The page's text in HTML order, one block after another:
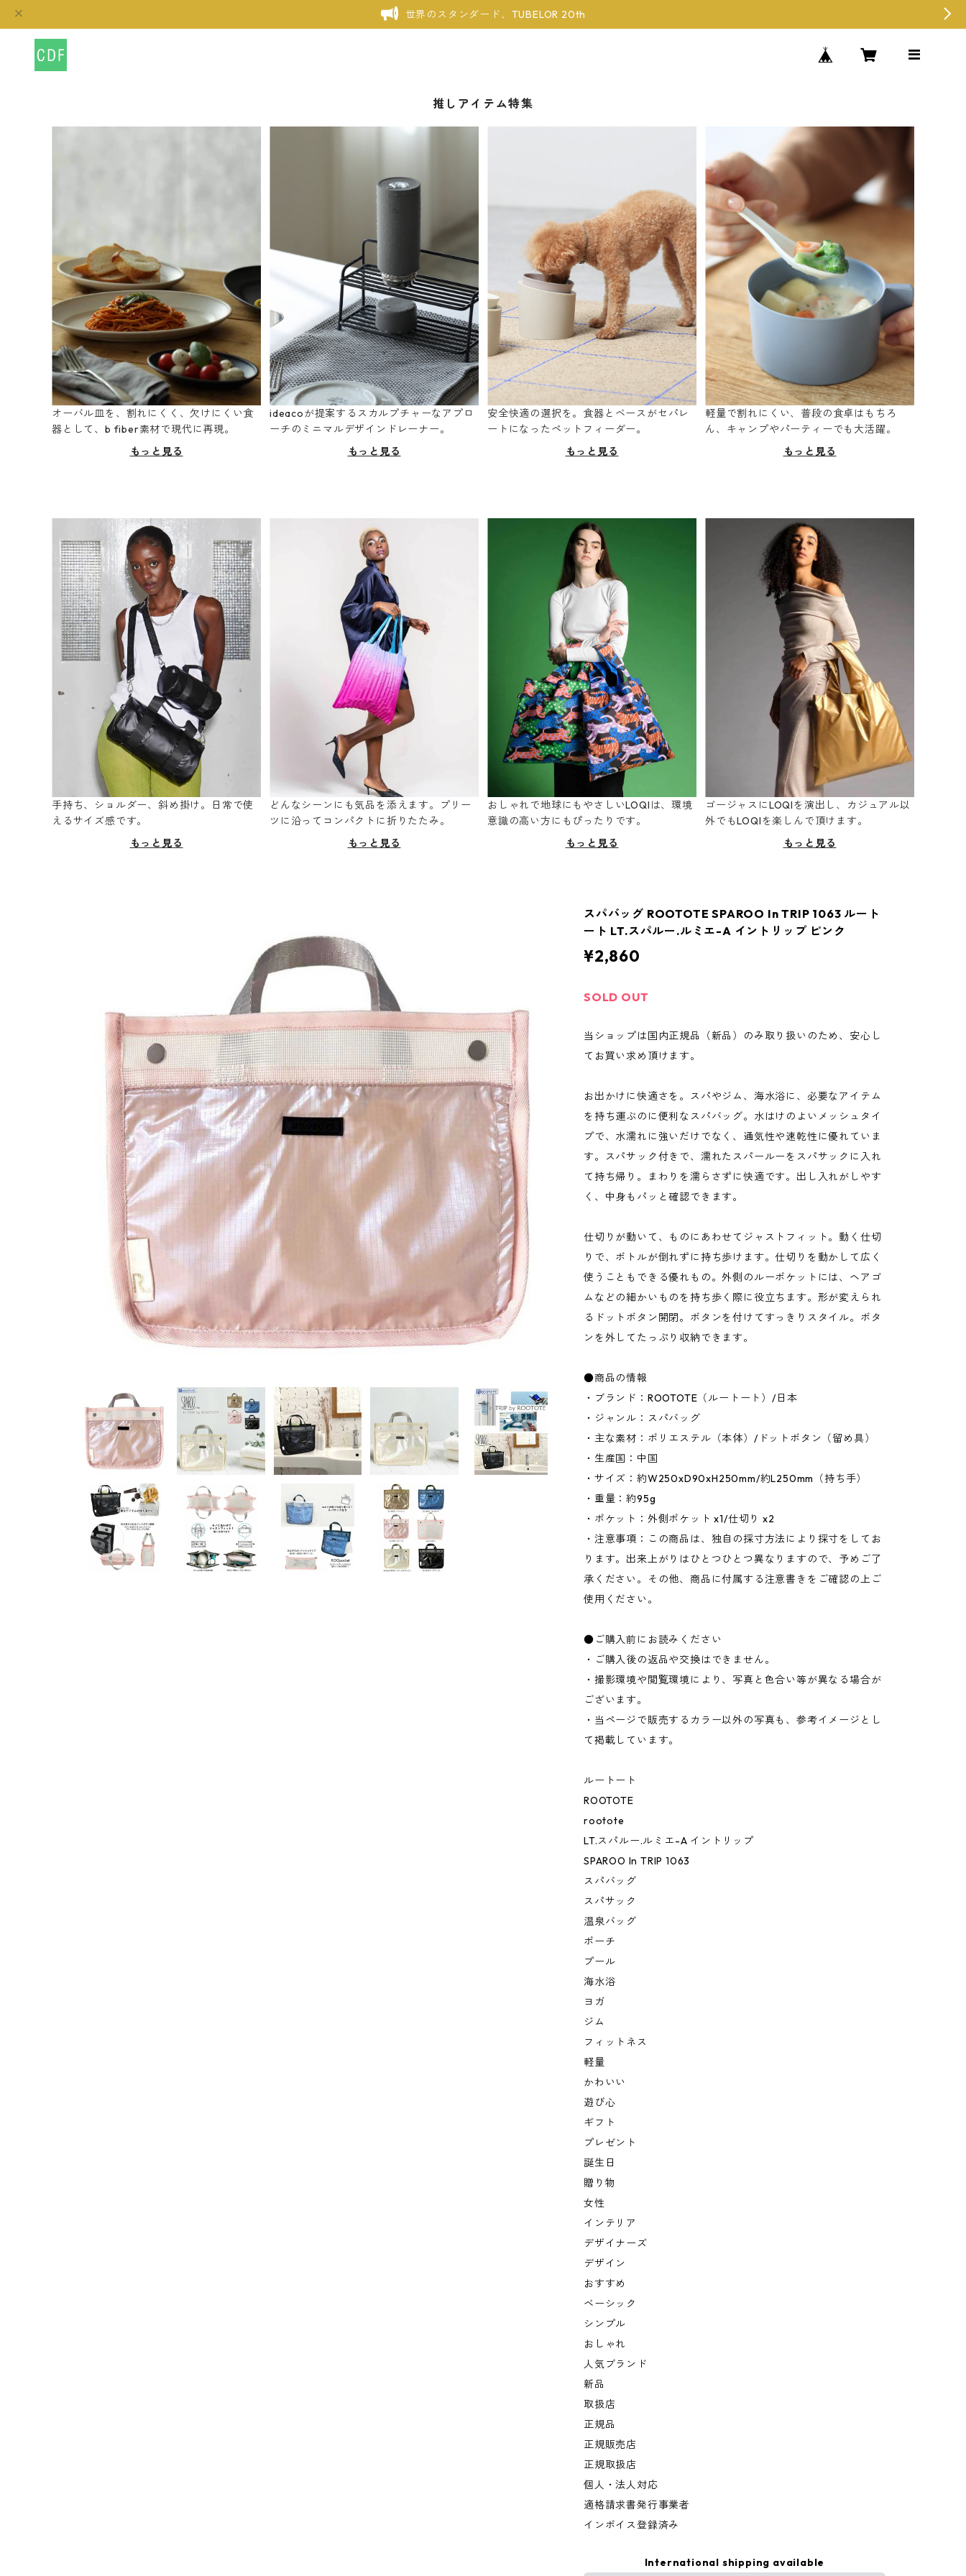
世界のスタンダード、TUBELOR 20th
推しアイテム特集
オーバル皿を、割れにくく、欠けにくい食
器として、b fiber素材で現代に再現。
もっと見る
ideacoが提案するスカルプチャーなアプロ
ーチのミニマルデザインドレーナー。
もっと見る
安全快適の選択を。食器とベースがセパレ
ートになったペットフィーダー。
もっと見る
軽量で割れにくい、普段の食卓はもちろ
ん、キャンプやパーティーでも大活躍。
もっと見る
手持ち、ショルダー、斜め掛け。日常で使
えるサイズ感です。
もっと見る
どんなシーンにも気品を添えます。プリー
ツに沿ってコンパクトに折りたたみ。
もっと見る
おしゃれで地球にもやさしいLOQIは、環境
意識の高い方にもぴったりです。
もっと見る
ゴージャスにLOQIを演出し、カジュアル以
外でもLOQIを楽しんで頂けます。
もっと見る
スパバッグ ROOTOTE SPAROO In TRIP 1063 ルート
ート LT.スパルー.ルミエ-A イントリップ ピンク
¥2,860
SOLD OUT
当ショップは国内正規品（新品）のみ取り扱いのため、安心し
てお買い求め頂けます。
お出かけに快適さを。スパやジム、海水浴に、必要なアイテム
を持ち運ぶのに便利なスパバッグ。水はけのよいメッシュタイ
プで、水濡れに強いだけでなく、通気性や速乾性に優れていま
す。スパサック付きで、濡れたスパールーをスパサックに入れ
て持ち帰り。まわりを濡らさずに快適です。出し入れがしやす
く、中身もパッと確認できます。
仕切りが動いて、ものにあわせてジャストフィット。動く仕切
りで、ボトルが倒れずに持ち歩けます。仕切りを動かして広く
使うこともできる優れもの。外側のルーポケットには、ヘアゴ
ムなどの細かいものを持ち歩く際に役立ちます。形が変えられ
るドットボタン開閉。ボタンを付けてすっきりスタイル。ボタ
ンを外してたっぷり収納できます。
●商品の情報
・ブランド：ROOTOTE（ルートート）/日本
・ジャンル：スパバッグ
・主な素材：ポリエステル（本体）/ドットボタン（留め具）
・生産国：中国
・サイズ：約W250xD90xH250mm/約L250mm（持ち手）
・重量：約95g
・ポケット：外側ポケット x1/仕切り x2
・注意事項：この商品は、独自の採寸方法により採寸をしてお
ります。出来上がりはひとつひとつ異なりますので、予めご了
承ください。その他、商品に付属する注意書きをご確認の上ご
使用ください。
●ご購入前にお読みください
・ご購入後の返品や交換はできません。
・撮影環境や閲覧環境により、写真と色合い等が異なる場合が
ございます。
・当ページで販売するカラー以外の写真も、参考イメージとし
て掲載しています。
ルートート
ROOTOTE
rootote
LT.スパルー.ルミエ-A イントリップ
SPAROO In TRIP 1063
スパバッグ
スパサック
温泉バッグ
ポーチ
プール
海水浴
ヨガ
ジム
フィットネス
軽量
かわいい
遊び心
ギフト
プレゼント
誕生日
贈り物
女性
インテリア
デザイナーズ
デザイン
おすすめ
ベーシック
シンプル
おしゃれ
人気ブランド
新品
取扱店
正規品
正規販売店
正規取扱店
個人・法人対応
適格請求書発行事業者
インボイス登録済み
International shipping available